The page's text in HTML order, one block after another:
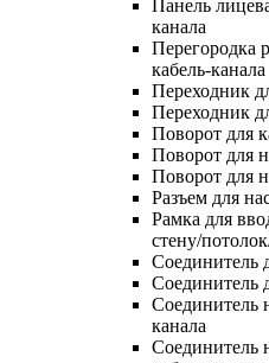
Панель
канала
Перегородка
кабель-канала
Переходник
Переходник
Поворот для
Поворот для
Поворот для
Разъем для
Рамка для
стену/
Соединитель
Соединитель
Соединитель
канала
Соединитель